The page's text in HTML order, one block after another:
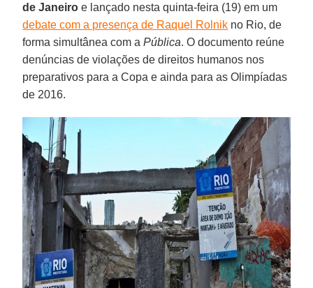
de Janeiroe lançado nesta quinta-feira (19) em um
debate com a presença de Raquel Rolnik no Rio, de
forma simultânea com aPública. O documento reúne
denúncias de violações de direitos humanos nos
preparativos para a Copa e ainda para as Olimpíadas
de 2016.